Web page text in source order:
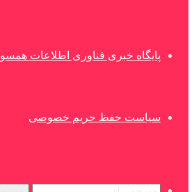
پایگاه خبری فناوری اطلاعات همسو
سیاست حفظ حریم خصوصی